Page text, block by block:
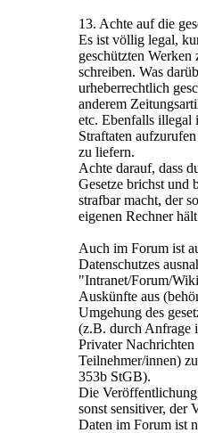
13. Achte auf die
Es ist völlig legal,
geschützten
schreiben. Was
urheberrechtlich
anderem
etc. Ebenfalls illegal
Straftaten
zu liefern.
Achte darauf, dass
Gesetze brichst und
strafbar macht, der
eigenen Rechner
Auch im Forum ist
Datenschutzes
"Intranet/Forum/
Auskünfte aus
Umgehung des
(z.B. durch Anfrage
Privater
Teilnehmer/innen)
353b StGB).
Die Veröffentlichung
sonst sensitiver, der
Daten im Forum ist